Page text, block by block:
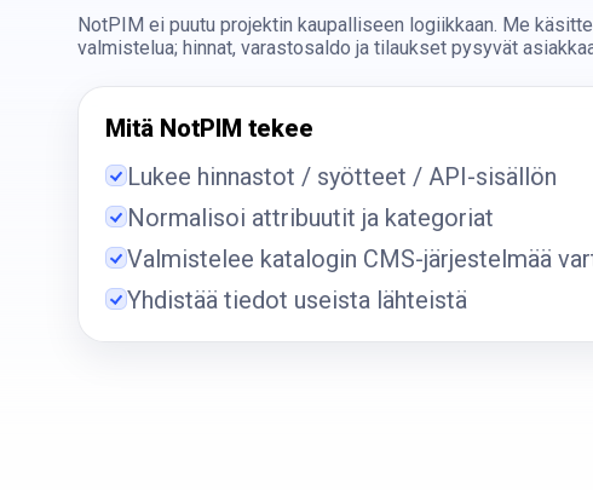
NotPIM ei puutu projektin kaupalliseen logiikkaan. Me
valmistelua; hinnat, varastosaldo ja tilaukset pysyvät
Mitä NotPIM tekee
Lukee hinnastot / syötteet / API-sisällön
Normalisoi attribuutit ja kategoriat
Valmistelee katalogin CMS-järjestelmää
Yhdistää tiedot useista lähteistä